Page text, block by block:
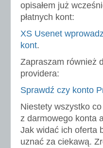
opisałem już
płatnych kont:
XS Usenet
kont.
Zapraszam również
providera:
Sprawdź czy konto
Niestety wszystko
z darmowego konta
Jak widać ich oferta
uznać za ciekawą.